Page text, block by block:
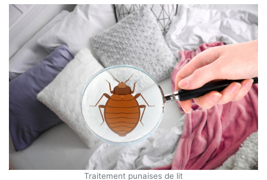
Traitement punaises de lit